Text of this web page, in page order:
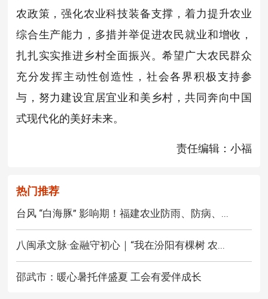
农政策，强化农业科技装备支撑，着力提升农业
综合生产能力，多措并举促进农民就业和增收，
扎扎实实推进乡村全面振兴。希望广大农民群众
充分发挥主动性创造性，社会各界积极支持参
与，努力建设宜居宜业和美乡村，共同奔向中国
式现代化的美好未来。
责任编辑：小福
热门推荐
台风 “白海豚” 影响期！福建农业防雨、防病、...
八闽承文脉·金融守初心｜“我在汾阳有棵树 农...
邵武市：暖心暑托伴盛夏 工会有爱伴成长